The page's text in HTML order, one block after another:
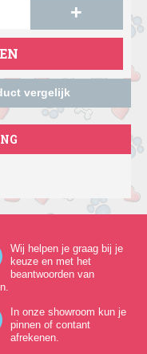
+
vergelijk
Wij helpen je graag bij je
keuze en met het
beantwoorden van
In onze showroom kun je
pinnen of contant
afrekenen.